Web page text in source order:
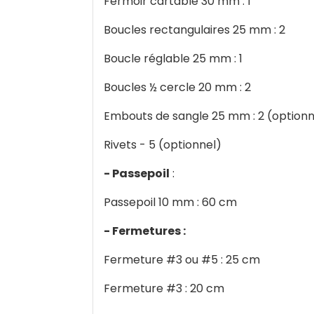
Boucles rectangulaires 25 mm : 2
Boucle réglable 25 mm : 1
Boucles ½ cercle 20 mm : 2
Embouts de sangle 25 mm : 2
Rivets - 5 (optionnel)
- Passepoil :
Passepoil 10 mm : 60 cm
- Fermetures :
Fermeture #3 ou #5 : 25 cm
Fermeture #3 : 20 cm